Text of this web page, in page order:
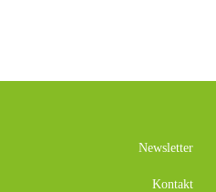
Newsletter
Kontakt